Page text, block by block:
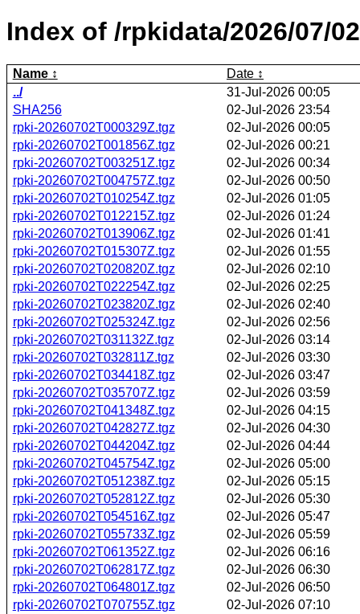
Index of /rpkidata/2026/07/
Name
Date
../
31-Jul-2026 00:05
SHA256
02-Jul-2026 23:54
rpki-20260702T000329Z.tgz
02-Jul-2026 00:05
rpki-20260702T001856Z.tgz
02-Jul-2026 00:21
rpki-20260702T003251Z.tgz
02-Jul-2026 00:34
rpki-20260702T004757Z.tgz
02-Jul-2026 00:50
rpki-20260702T010254Z.tgz
02-Jul-2026 01:05
rpki-20260702T012215Z.tgz
02-Jul-2026 01:24
rpki-20260702T013906Z.tgz
02-Jul-2026 01:41
rpki-20260702T015307Z.tgz
02-Jul-2026 01:55
rpki-20260702T020820Z.tgz
02-Jul-2026 02:10
rpki-20260702T022254Z.tgz
02-Jul-2026 02:25
rpki-20260702T023820Z.tgz
02-Jul-2026 02:40
rpki-20260702T025324Z.tgz
02-Jul-2026 02:56
rpki-20260702T031132Z.tgz
02-Jul-2026 03:14
rpki-20260702T032811Z.tgz
02-Jul-2026 03:30
rpki-20260702T034418Z.tgz
02-Jul-2026 03:47
rpki-20260702T035707Z.tgz
02-Jul-2026 03:59
rpki-20260702T041348Z.tgz
02-Jul-2026 04:15
rpki-20260702T042827Z.tgz
02-Jul-2026 04:30
rpki-20260702T044204Z.tgz
02-Jul-2026 04:44
rpki-20260702T045754Z.tgz
02-Jul-2026 05:00
rpki-20260702T051238Z.tgz
02-Jul-2026 05:15
rpki-20260702T052812Z.tgz
02-Jul-2026 05:30
rpki-20260702T054516Z.tgz
02-Jul-2026 05:47
rpki-20260702T055733Z.tgz
02-Jul-2026 05:59
rpki-20260702T061352Z.tgz
02-Jul-2026 06:16
rpki-20260702T062817Z.tgz
02-Jul-2026 06:30
rpki-20260702T064801Z.tgz
02-Jul-2026 06:50
rpki-20260702T070755Z.tgz
02-Jul-2026 07:10